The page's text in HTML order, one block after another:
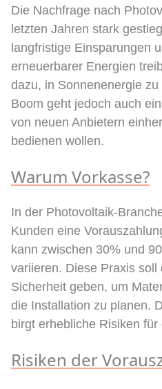
Die Nachfrage nach
letzten Jahren stark
langfristige Einsparungen
erneuerbarer Energien
dazu, in Sonnenenergie
Boom geht jedoch auch
von neuen Anbietern
bedienen wollen.
Warum Vorkasse?
In der Photovoltaik-
Kunden eine
kann zwischen 30% und
variieren. Diese Praxis
Sicherheit geben, um
die Installation zu planen.
birgt erhebliche Risiken für
Risiken der